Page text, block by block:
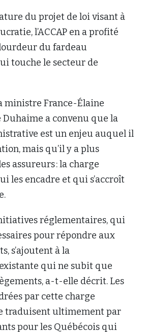
du projet de loi visant à
l’ACCAP en a profité
du fardeau
touche le secteur de
ministre France-Élaine
Duhaime a convenu que la
est un enjeu auquel il
mais qu’il y a plus
assureurs : la charge
les encadre et qui s’accroît
réglementaires, qui
pour répondre aux
s’ajoutent à la
qui ne subit que
a-t-elle décrit. Les
par cette charge
traduisent ultimement par
pour les Québécois qui